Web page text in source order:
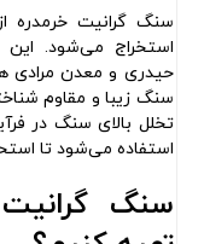
سنگ گرانیت خرمدره
استخراج می‌شود.
حیدری و معدن مرادی
سنگ زیبا و مقاوم
تخلل بالای سنگ در
استفاده می‌شود تا
سنگ گرانیت